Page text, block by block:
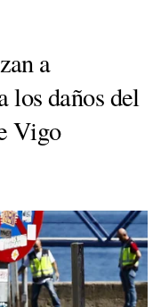
a
los daños del
Vigo